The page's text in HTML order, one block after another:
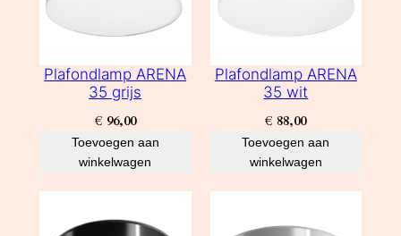
Plafondlamp ARENA
35 grijs
€ 96,00
Toevoegen aan
winkelwagen
Plafondlamp ARENA
35 wit
€ 88,00
Toevoegen aan
winkelwagen